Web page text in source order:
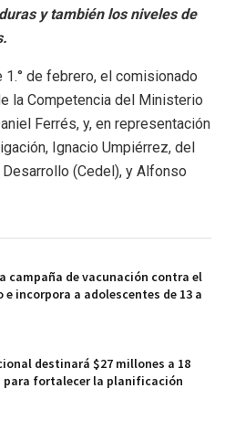
y también los niveles de
1.° de febrero, el comisionado
la Competencia del Ministerio
Ferrés, y, en representación
Ignacio Umpiérrez, del
(Cedel), y Alfonso
campaña de vacunación contra el
e incorpora a adolescentes de 13 a
destinará $27 millones a 18
para fortalecer la planificación